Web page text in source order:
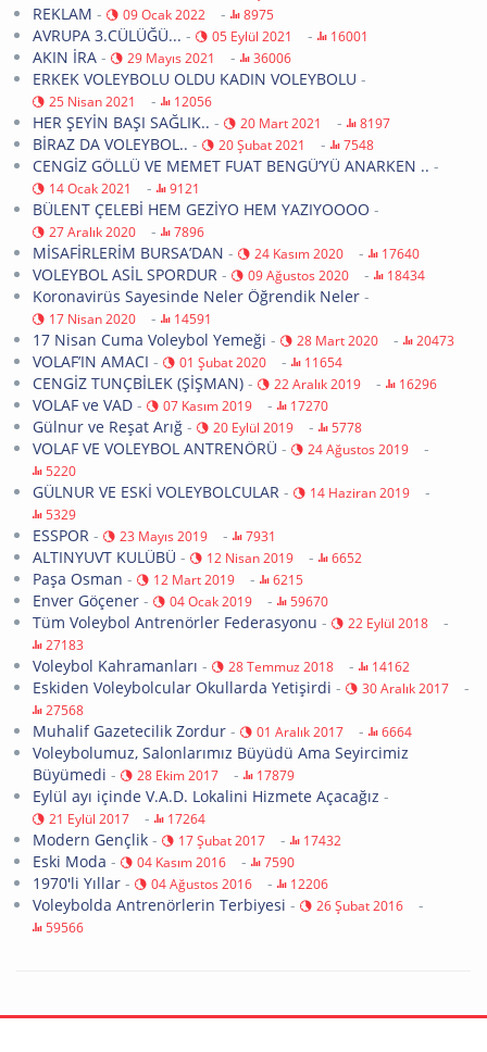
REKLAM - 09 Ocak 2022 - 8975
AVRUPA 3.CÜLÜĞÜ... - 05 Eylül 2021 - 16001
AKIN İRA - 29 Mayıs 2021 - 36006
ERKEK VOLEYBOLU OLDU KADIN VOLEYBOLU -
25 Nisan 2021 - 12056
HER ŞEYİN BAŞI SAĞLIK.. - 20 Mart 2021 - 8197
BİRAZ DA VOLEYBOL.. - 20 Şubat 2021 - 7548
CENGİZ GÖLLÜ VE MEMET FUAT BENGÜ’YÜ ANARKEN .. -
14 Ocak 2021 - 9121
BÜLENT ÇELEBİ HEM GEZİYO HEM YAZIYOOOO -
27 Aralık 2020 - 7896
MİSAFİRLERİM BURSA’DAN - 24 Kasım 2020 - 17640
VOLEYBOL ASİL SPORDUR - 09 Ağustos 2020 - 18434
Koronavirüs Sayesinde Neler Öğrendik Neler -
17 Nisan 2020 - 14591
17 Nisan Cuma Voleybol Yemeği - 28 Mart 2020 - 20473
VOLAF’IN AMACI - 01 Şubat 2020 - 11654
CENGİZ TUNÇBİLEK (ŞİŞMAN) - 22 Aralık 2019 - 16296
VOLAF ve VAD - 07 Kasım 2019 - 17270
Gülnur ve Reşat Arığ - 20 Eylül 2019 - 5778
VOLAF VE VOLEYBOL ANTRENÖRÜ - 24 Ağustos 2019 -
5220
GÜLNUR VE ESKİ VOLEYBOLCULAR - 14 Haziran 2019 -
5329
ESSPOR - 23 Mayıs 2019 - 7931
ALTINYUVT KULÜBÜ - 12 Nisan 2019 - 6652
Paşa Osman - 12 Mart 2019 - 6215
Enver Göçener - 04 Ocak 2019 - 59670
Tüm Voleybol Antrenörler Federasyonu - 22 Eylül 2018 -
27183
Voleybol Kahramanları - 28 Temmuz 2018 - 14162
Eskiden Voleybolcular Okullarda Yetişirdi - 30 Aralık 2017 -
27568
Muhalif Gazetecilik Zordur - 01 Aralık 2017 - 6664
Voleybolumuz, Salonlarımız Büyüdü Ama Seyircimiz
Büyümedi - 28 Ekim 2017 - 17879
Eylül ayı içinde V.A.D. Lokalini Hizmete Açacağız -
21 Eylül 2017 - 17264
Modern Gençlik - 17 Şubat 2017 - 17432
Eski Moda - 04 Kasım 2016 - 7590
1970'li Yıllar - 04 Ağustos 2016 - 12206
Voleybolda Antrenörlerin Terbiyesi - 26 Şubat 2016 -
59566